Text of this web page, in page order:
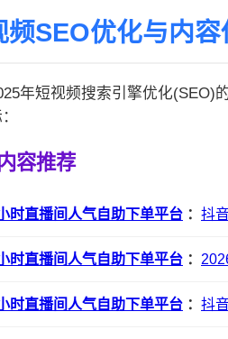
频SEO优化与内
年短视频搜索引擎优化(SEO)
容推荐
时直播间人气自助下单平台 ： 抖
时直播间人气自助下单平台 ：
时直播间人气自助下单平台 ： 抖